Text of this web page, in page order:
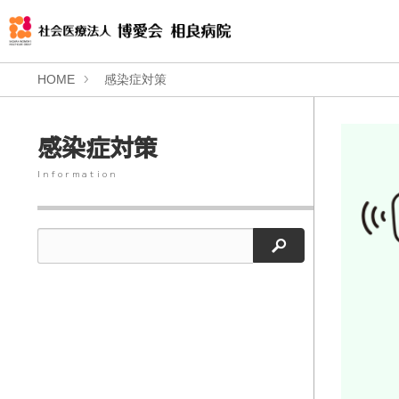
HOME 感染症対策
感染症対策
Information
検索